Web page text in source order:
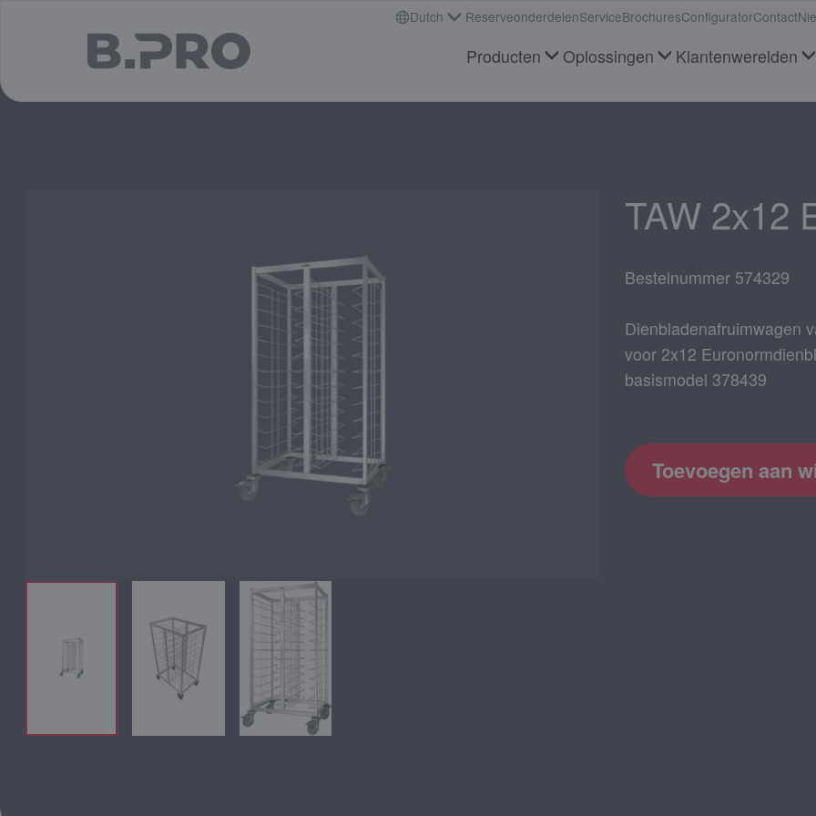
Producten Oplossingen Klantenwerelden
Dutch ReserveonderdelenServiceBrochuresConfiguratorContact
TAW 2x12
Bestelnummer 574329
Dienbladenafruimwagen
voor 2x12
basismodel 378439
Toevoegen aan